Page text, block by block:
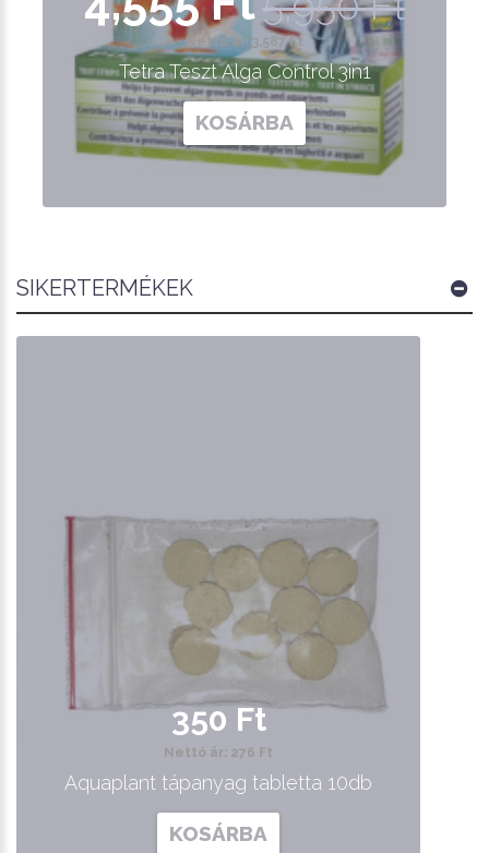
Nettó ár: 3,587 Ft
Tetra Teszt Alga Control 3in1
KOSÁRBA
SIKERTERMÉKEK
350 Ft
Nettó ár: 276 Ft
Aquaplant tápanyag tabletta 10db
KOSÁRBA